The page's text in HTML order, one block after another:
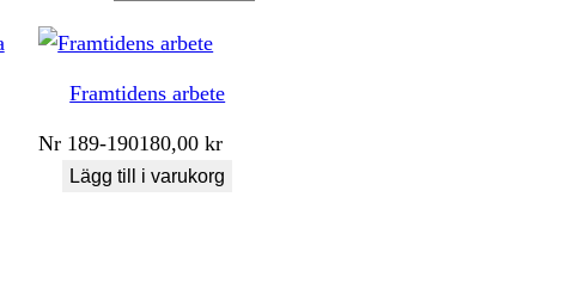
Framtidens arbete
Nr 189-190180,00kr
Lägg till i varukorg